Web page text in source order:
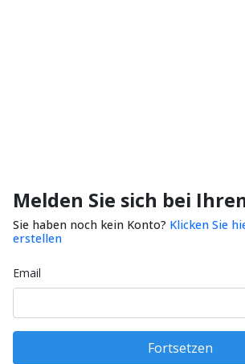
Melden Sie sich bei
Sie haben noch kein Konto? Klicken Sie
erstellen
Email
Fortsetzen